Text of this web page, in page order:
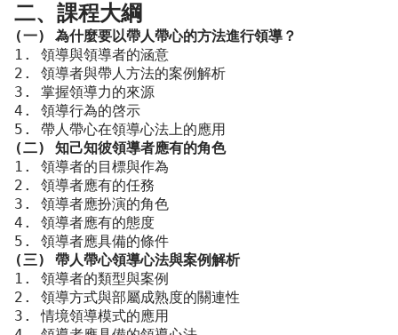
二、課程大綱
(一) 為什麼要以帶人帶心的方法進行領導？
1. 領導與領導者的涵意
2. 領導者與帶人方法的案例解析
3. 掌握領導力的來源
4. 領導行為的啓示
5. 帶人帶心在領導心法上的應用
(二) 知己知彼領導者應有的角色
1. 領導者的目標與作為
2. 領導者應有的任務
3. 領導者應扮演的角色
4. 領導者應有的態度
5. 領導者應具備的條件
(三) 帶人帶心領導心法與案例解析
1. 領導者的類型與案例
2. 領導方式與部屬成熟度的關連性
3. 情境領導模式的應用